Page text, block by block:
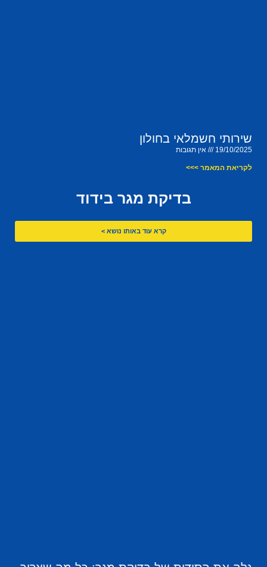
שירותי חשמלאי בחולון
19/10/2025 אין תגובות
לקריאת המאמר >>>
בדיקת מגר בידוד
קרא עוד באותו נושא >